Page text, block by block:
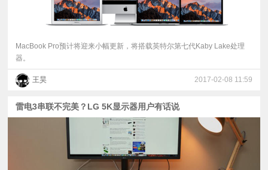
MacBook Pro预计将迎来小幅更新，将搭载英特尔第七代Kaby Lake处理
器。
王昊 2017-02-08 11:59
雷电3串联不完美？LG 5K显示器用户有话说